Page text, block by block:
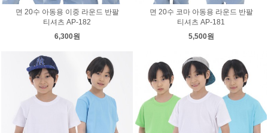
면 20수 아동용 이중 라운드 반팔
티셔츠 AP-182
6,300원
면 20수 코마 아동용 라운드 반팔
티셔츠 AP-181
5,500원